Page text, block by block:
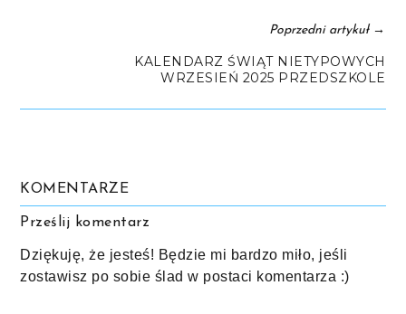
Poprzedni artykuł→
KALENDARZ ŚWIĄT NIETYPOWYCH
WRZESIEŃ 2025 PRZEDSZKOLE
KOMENTARZE
Prześlij komentarz
Dziękuję, że jesteś! Będzie mi bardzo miło, jeśli
zostawisz po sobie ślad w postaci komentarza :)